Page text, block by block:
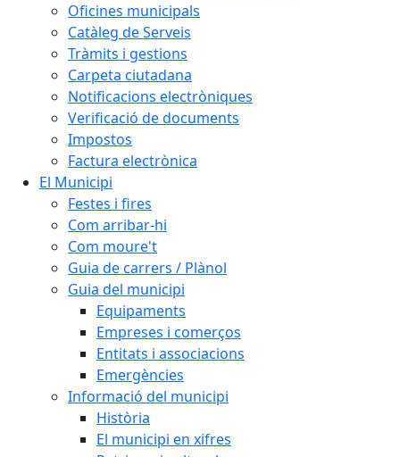
Oficines municipals
Catàleg de Serveis
Tràmits i gestions
Carpeta ciutadana
Notificacions electròniques
Verificació de documents
Impostos
Factura electrònica
El Municipi
Festes i fires
Com arribar-hi
Com moure't
Guia de carrers / Plànol
Guia del municipi
Equipaments
Empreses i comerços
Entitats i associacions
Emergències
Informació del municipi
Història
El municipi en xifres